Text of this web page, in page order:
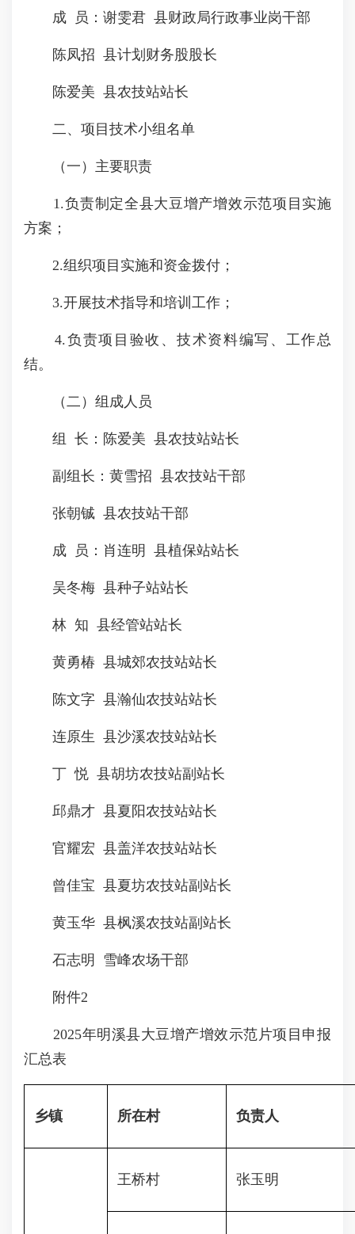
成 员：谢雯君 县财政局行政事业岗干部
陈凤招 县计划财务股股长
陈爱美 县农技站站长
二、项目技术小组名单
（一）主要职责
1.负责制定全县大豆增产增效示范项目实施
方案；
2.组织项目实施和资金拨付；
3.开展技术指导和培训工作；
4.负责项目验收、技术资料编写、工作总
结。
（二）组成人员
组 长：陈爱美 县农技站站长
副组长：黄雪招 县农技站干部
张朝铖 县农技站干部
成 员：肖连明 县植保站站长
吴冬梅 县种子站站长
林 知 县经管站站长
黄勇椿 县城郊农技站站长
陈文字 县瀚仙农技站站长
连原生 县沙溪农技站站长
丁 悦 县胡坊农技站副站长
邱鼎才 县夏阳农技站站长
官耀宏 县盖洋农技站站长
曾佳宝 县夏坊农技站副站长
黄玉华 县枫溪农技站副站长
石志明 雪峰农场干部
附件2
2025年明溪县大豆增产增效示范片项目申报
汇总表
乡镇 所在村 负责人
王桥村 张玉明